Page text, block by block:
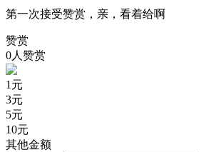
第一次接受赞赏，亲，看着给啊
赞赏
0人赞赏
1 元
3元
5元
10元
其他金额